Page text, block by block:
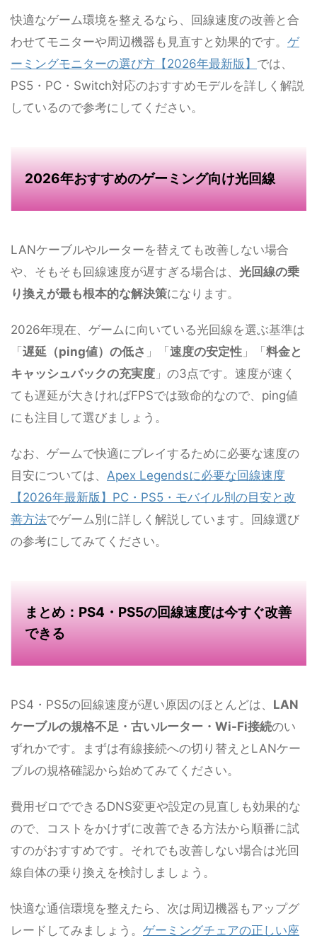
快適なゲーム環境を整えるなら、回線速度の改善と合
わせてモニターや周辺機器も見直すと効果的です。 ゲ
ーミングモニターの選び方【2026年最新版】 では、
PS5・PC・Switch対応のおすすめモデルを詳しく解説
しているので参考にしてください。
2026年おすすめのゲーミング向け光回線
LANケーブルやルーターを替えても改善しない場合
や、そもそも回線速度が遅すぎる場合は、 光回線の乗
り換えが最も根本的な解決策になります。
2026年現在、ゲームに向いている光回線を選ぶ基準は
「遅延（ping値）の低さ 」「速度の安定性 」「料金と
キャッシュバックの充実度 」の3点です。速度が速く
ても遅延が大きければFPSでは致命的なので、ping値
にも注目して選びましょう。
なお、ゲームで快適にプレイするために必要な速度の
目安については、 Apex Legendsに必要な回線速度
【2026年最新版】PC・PS5・モバイル別の目安と改
善方法でゲーム別に詳しく解説しています。回線選び
の参考にしてみてください。
まとめ：PS4・PS5の回線速度は今すぐ改善
できる
PS4・PS5の回線速度が遅い原因のほとんどは、 LAN
ケーブルの規格不足・古いルーター・Wi-Fi接続のい
ずれかです。まずは有線接続への切り替えとLANケー
ブルの規格確認から始めてみてください。
費用ゼロでできるDNS変更や設定の見直しも効果的な
ので、コストをかけずに改善できる方法から順番に試
すのがおすすめです。それでも改善しない場合は光回
線自体の乗り換えを検討しましょう。
快適な通信環境を整えたら、次は周辺機器もアップグ
レードしてみましょう。 ゲーミングチェアの正しい座